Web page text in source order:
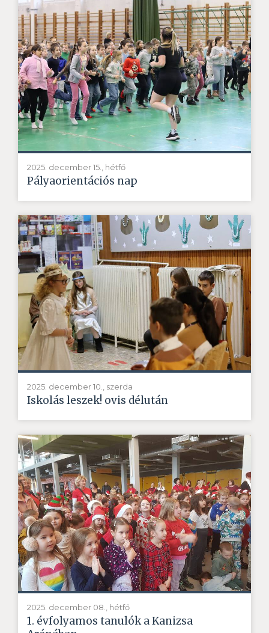
2025. december 15., hétfő
Pályaorientációs nap
2025. december 10., szerda
Iskolás leszek! ovis délután
2025. december 08., hétfő
1. évfolyamos tanulók a Kanizsa